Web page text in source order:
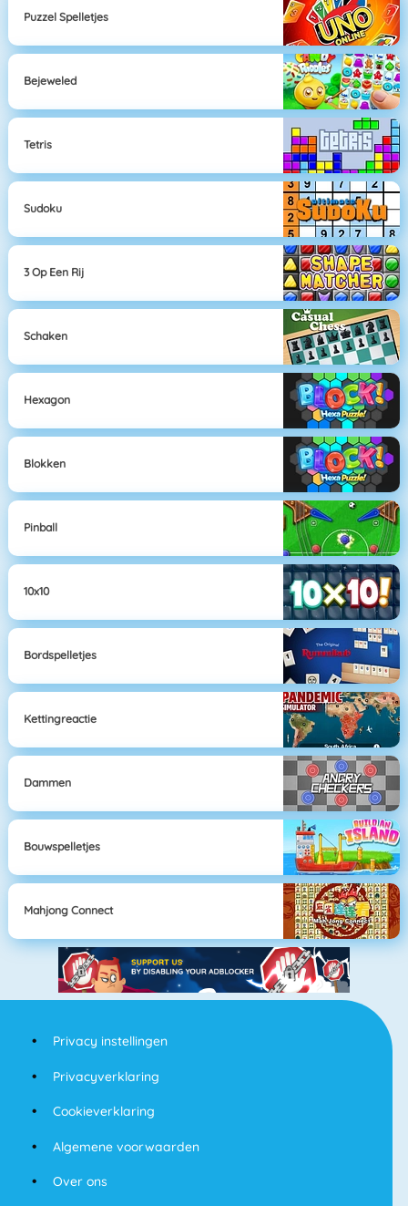
Puzzel Spelletjes
Bejeweled
Tetris
Sudoku
3 Op Een Rij
Schaken
Hexagon
Blokken
Pinball
10x10
Bordspelletjes
Kettingreactie
Dammen
Bouwspelletjes
Mahjong Connect
Privacy instellingen
Privacyverklaring
Cookieverklaring
Algemene voorwaarden
Over ons